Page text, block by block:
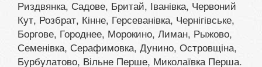
Риздвянка, Садове, Бритай, Іванівка, Червоний
Кут, Розбрат, Кінне, Герсеванівка, Чернігівське,
Боргове, Городнее, Морокино, Лиман, Рыжово,
Семенівка, Серафимовка, Дунино, Островщіна,
Бурбулатово, Вільне Перше, Миколаївка Перша.